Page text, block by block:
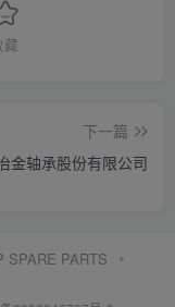
藏
下一篇
金轴承股份有限公司
SPARE PARTS